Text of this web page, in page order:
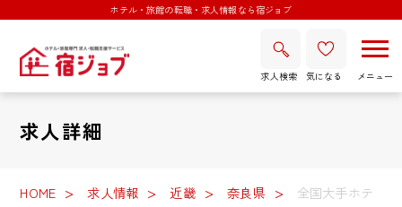
ホテル・旅館の転職・求人情報なら宿ジョブ
求人検索 気になる
求人詳細
HOME 求人情報 近畿 奈良県
全国大手ホテ